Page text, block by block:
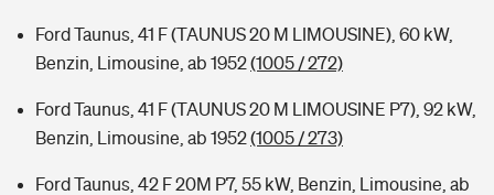
Ford Taunus, 41 F (TAUNUS 20 M LIMOUSINE), 60 kW,
Benzin, Limousine, ab 1952(1005 / 272)
Ford Taunus, 41 F (TAUNUS 20 M LIMOUSINE P7), 92 kW,
Benzin, Limousine, ab 1952(1005 / 273)
Ford Taunus, 42 F 20M P7, 55 kW, Benzin, Limousine, ab